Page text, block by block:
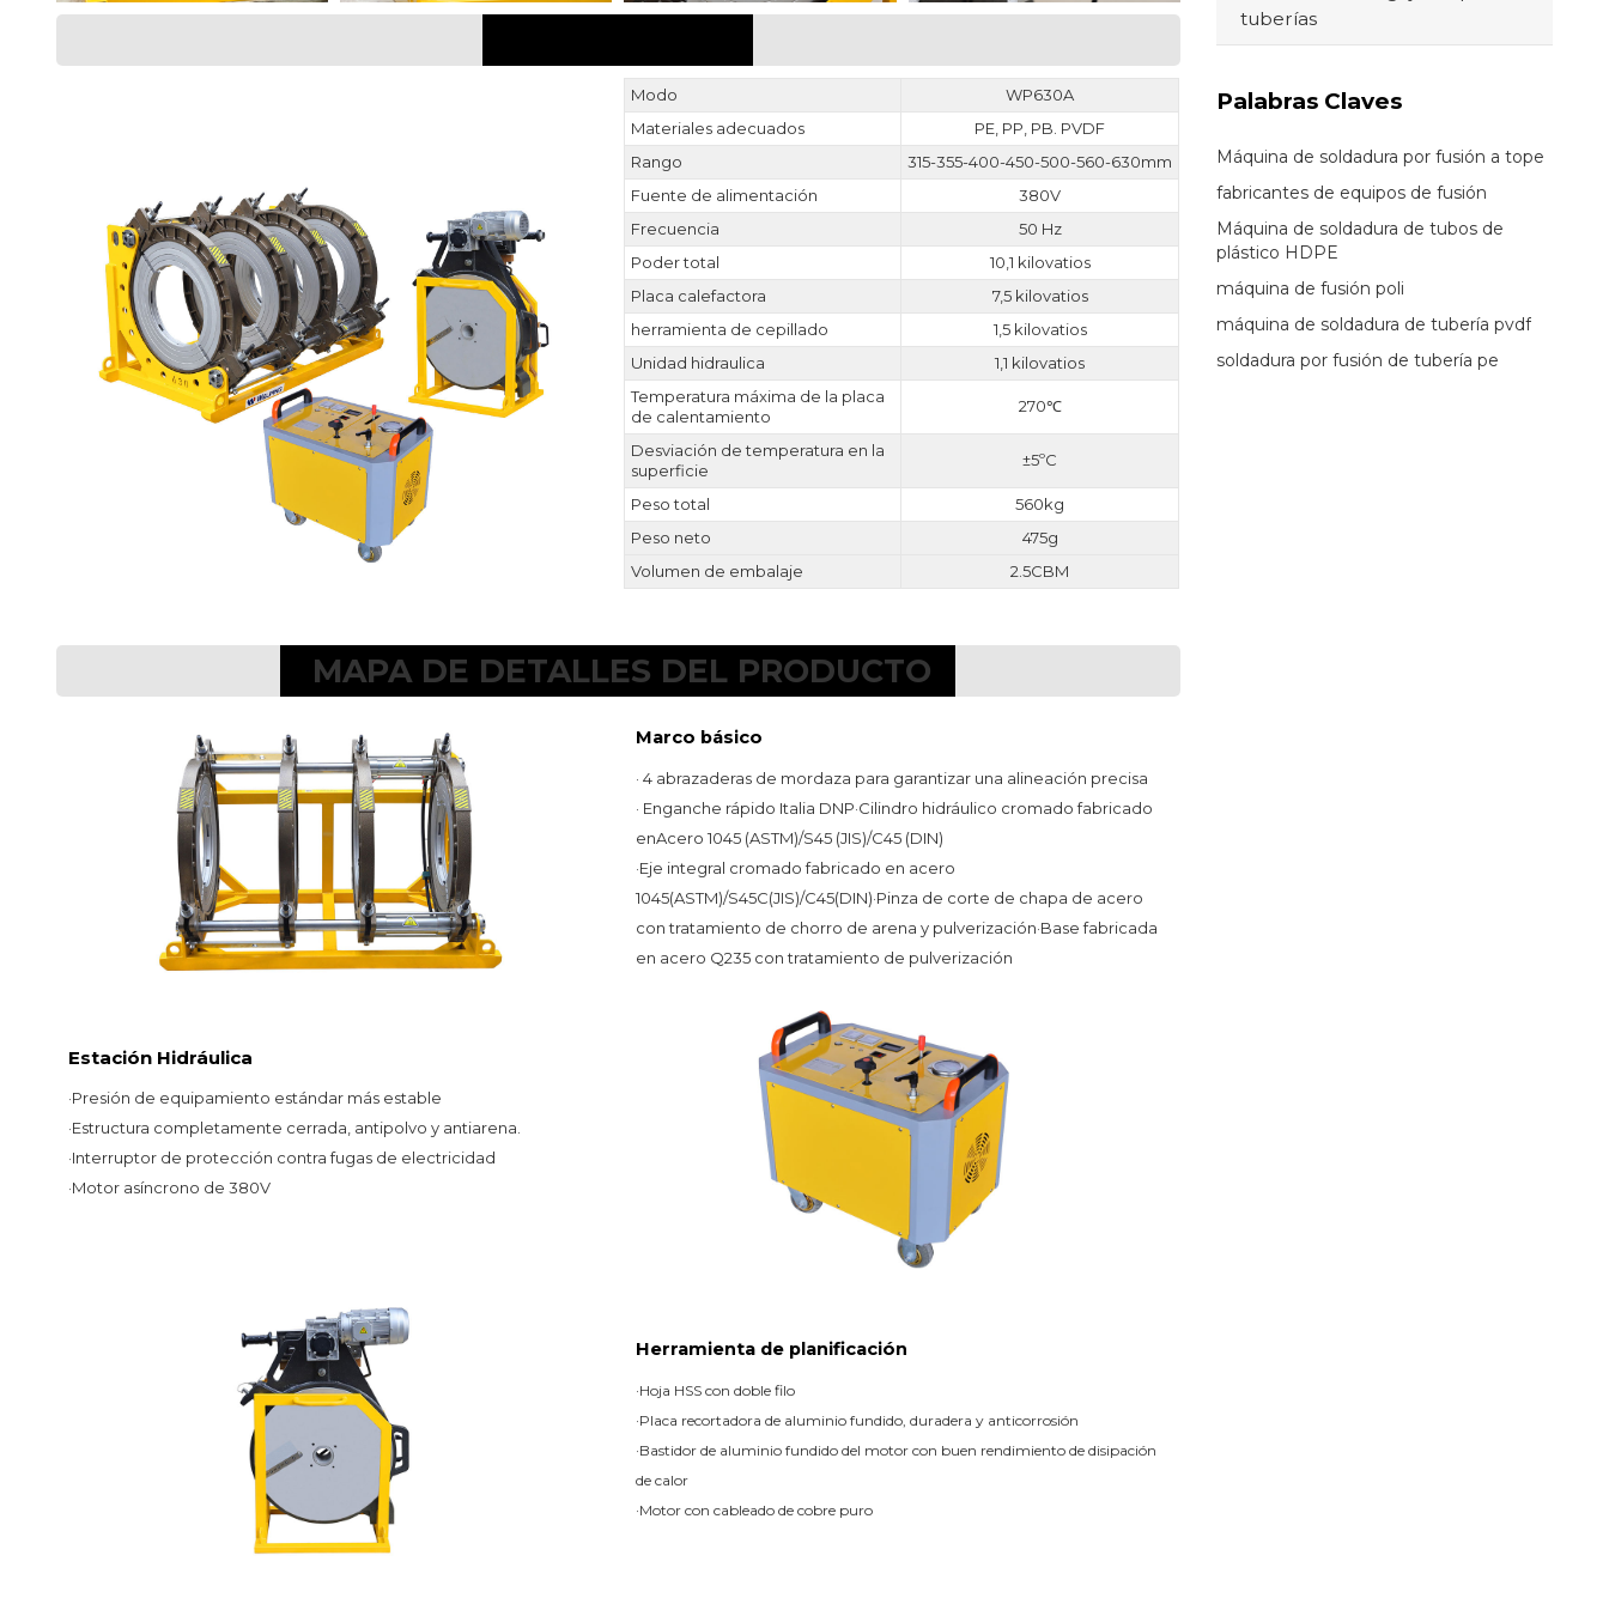
tuberías
Palabras Claves
Máquina de soldadura por fusión a tope
fabricantes de equipos de fusión
Máquina de soldadura de tubos de
plástico HDPE
máquina de fusión poli
máquina de soldadura de tubería pvdf
soldadura por fusión de tubería pe
Modo
WP630A
Materiales adecuados
PE, PP, PB. PVDF
Rango
315-355-400-450-500-560-630mm
Fuente de alimentación
380V
Frecuencia
50 Hz
Poder total
10,1 kilovatios
Placa calefactora
7,5 kilovatios
herramienta de cepillado
1,5 kilovatios
Unidad hidraulica
1,1 kilovatios
Temperatura máxima de la placa
de calentamiento
270℃
Desviación de temperatura en la
superficie
±5ºC
Peso total
560kg
Peso neto
475g
Volumen de embalaje
2.5CBM
MAPA DE DETALLES DEL PRODUCTO
Marco básico
· 4 abrazaderas de mordaza para garantizar una alineación precisa
· Enganche rápido Italia DNP·Cilindro hidráulico cromado fabricado
enAcero 1045 (ASTM)/S45 (JIS)/C45 (DIN)
·Eje integral cromado fabricado en acero
1045(ASTM)/S45C(JIS)/C45(DIN)·Pinza de corte de chapa de acero
con tratamiento de chorro de arena y pulverización·Base fabricada
en acero Q235 con tratamiento de pulverización
Estación Hidráulica
·Presión de equipamiento estándar más estable
·Estructura completamente cerrada, antipolvo y antiarena.
·Interruptor de protección contra fugas de electricidad
·Motor asíncrono de 380V
Herramienta de planificación
·Hoja HSS con doble filo
·Placa recortadora de aluminio fundido, duradera y anticorrosión
·Bastidor de aluminio fundido del motor con buen rendimiento de disipación
de calor
·Motor con cableado de cobre puro